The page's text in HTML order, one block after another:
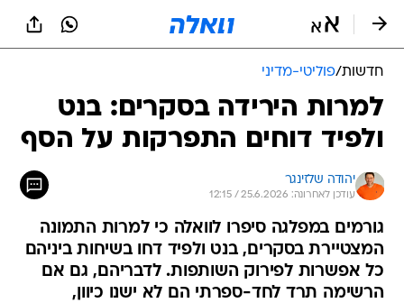
חדשות/פוליטי-מדיני
למרות הירידה בסקרים: בנט
ולפיד דוחים התפרקות על הסף
יהודה שלזינגר
עודכן לאחרונה: 25.6.2026 / 12:15
גורמים במפלגה סיפרו לוואלה כי למרות התמונה
המצטיירת בסקרים, בנט ולפיד דחו בשיחות ביניהם
כל אפשרות לפירוק השותפות. לדבריהם, גם אם
הרשימה תרד לחד-ספרתי הם לא ישנו כיוון,